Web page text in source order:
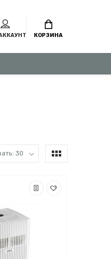
КОРЗИНА
30